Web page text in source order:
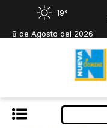
19°
8 de Agosto del 2026